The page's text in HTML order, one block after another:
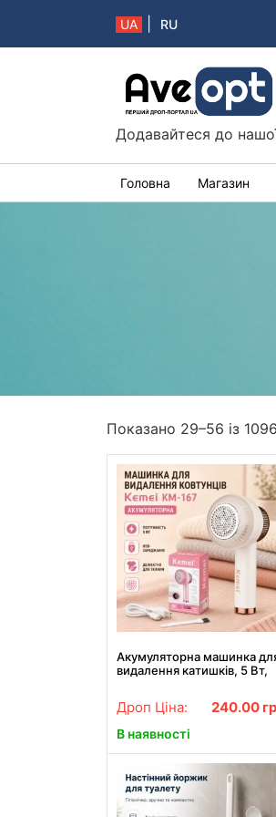
UA RU
Aveopt – оптова
Додавайтеся до
Головна Магазин
Показано 29–56 із 1096
Акумуляторна машинка
видалення катишків, 5 Вт,
катишків
Дроп Ціна: 240.00
В наявності